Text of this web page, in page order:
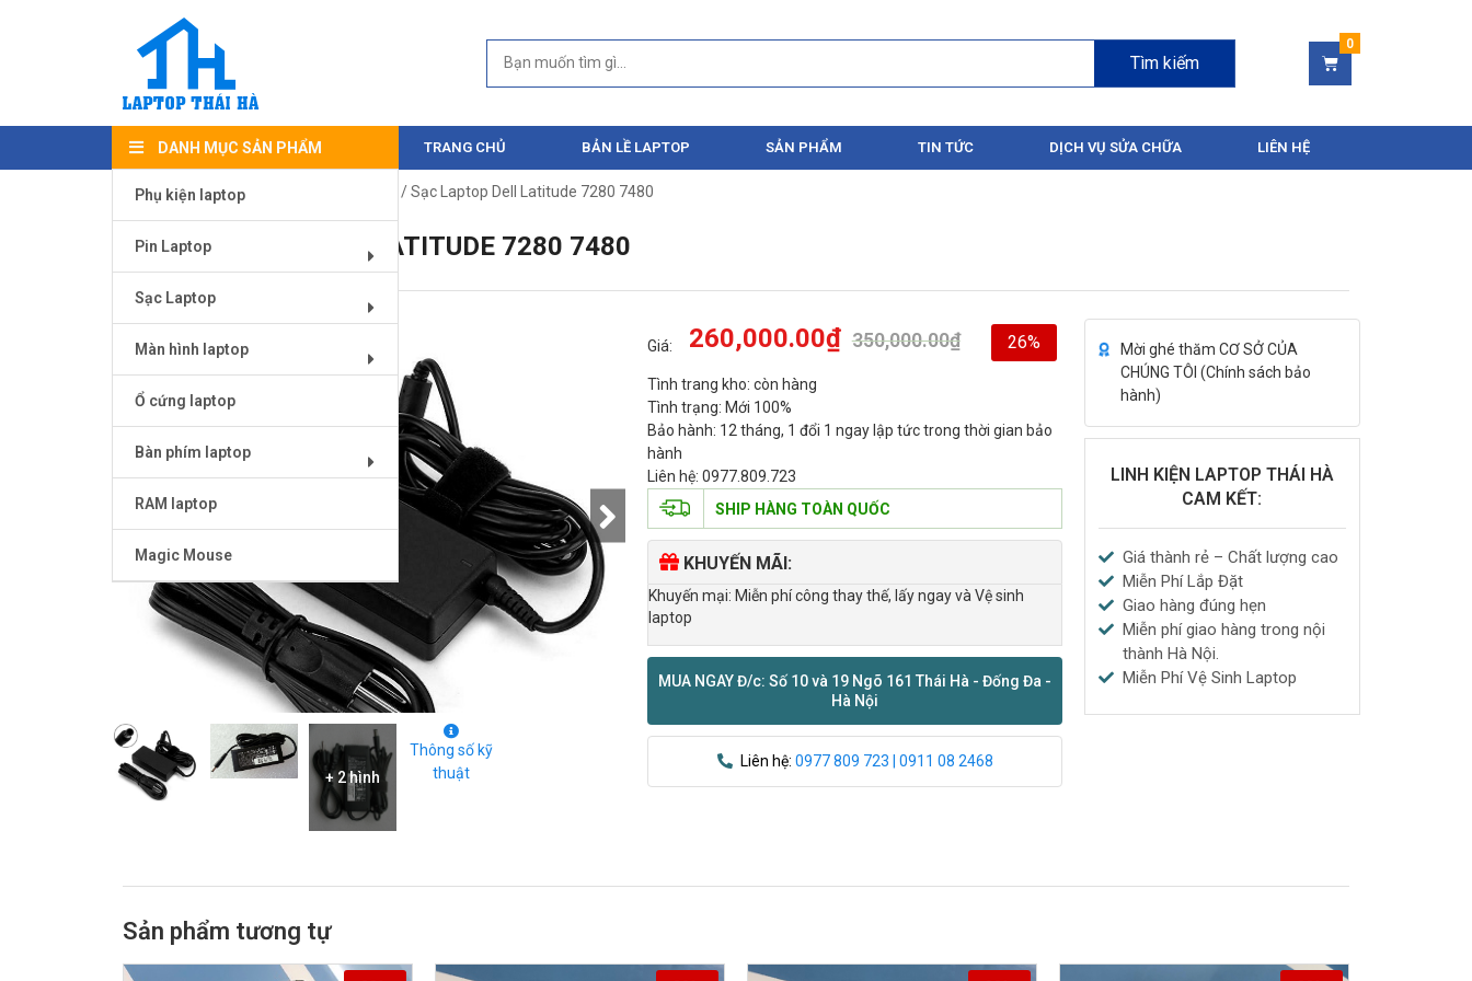
Tìm kiếm
DANH MỤC SẢN PHẨM
Phụ kiện laptop
Pin Laptop
Sạc Laptop
Màn hình laptop
Ổ cứng laptop
Bàn phím laptop
RAM laptop
Magic Mouse
TRANG CHỦ BẢN LỀ LAPTOP SẢN PHẨM TIN TỨC DỊCH VỤ SỬA CHỮA LIÊN HỆ
Trang chủ/Sạc Laptop / Sạc Laptop Dell Latitude 7280 7480
SẠC LAPTOP DELL LATITUDE 7280 7480
+ 2 hình
Thông số kỹ
thuật
Giá: 350,000.00₫
260,000.00₫ 26%
Tình trang kho: còn hàng
Tình trạng: Mới 100%
Bảo hành: 12 tháng, 1 đổi 1 ngay lập tức trong thời gian bảo
hành
Liên hệ: 0977.809.723
SHIP HÀNG TOÀN QUỐC
KHUYẾN MÃI:
Khuyến mại: Miễn phí công thay thế, lấy ngay và Vệ sinh
laptop
MUA NGAY Đ/c: Số 10 và 19 Ngõ 161 Thái Hà - Đống Đa -
Hà Nội
Liên hệ:0977 809 723 | 0911 08 2468
Mời ghé thăm CƠ SỞ CỦA
CHÚNG TÔI (Chính sách bảo
hành)
LINH KIỆN LAPTOP THÁI HÀ
CAM KẾT:
Giá thành rẻ – Chất lượng cao
Miễn Phí Lắp Đặt
Giao hàng đúng hẹn
Miễn phí giao hàng trong nội
thành Hà Nội.
Miễn Phí Vệ Sinh Laptop
Sản phẩm tương tự